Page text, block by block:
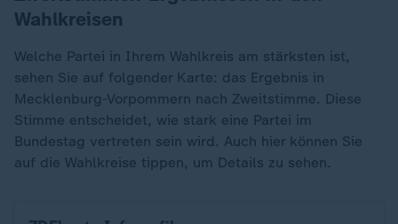
Wahlkreisen
Welche Partei in Ihrem Wahlkreis am stärksten ist,
sehen Sie auf folgender Karte: das Ergebnis in
Mecklenburg-Vorpommern nach Zweitstimme. Diese
Stimme entscheidet, wie stark eine Partei im
Bundestag vertreten sein wird. Auch hier können Sie
auf die Wahlkreise tippen, um Details zu sehen.